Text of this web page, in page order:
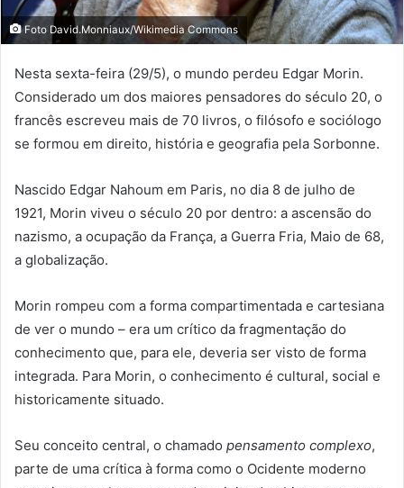
Foto David.Monniaux/Wikimedia Commons
Nesta sexta-feira (29/5), o mundo perdeu Edgar Morin.
Considerado um dos maiores pensadores do século 20, o
francês escreveu mais de 70 livros, o filósofo e sociólogo
se formou em direito, história e geografia pela Sorbonne.
Nascido Edgar Nahoum em Paris, no dia 8 de julho de
1921, Morin viveu o século 20 por dentro: a ascensão do
nazismo, a ocupação da França, a Guerra Fria, Maio de 68,
a globalização.
Morin rompeu com a forma compartimentada e cartesiana
de ver o mundo – era um crítico da fragmentação do
conhecimento que, para ele, deveria ser visto de forma
integrada. Para Morin, o conhecimento é cultural, social e
historicamente situado.
Seu conceito central, o chamado pensamento complexo,
parte de uma crítica à forma como o Ocidente moderno